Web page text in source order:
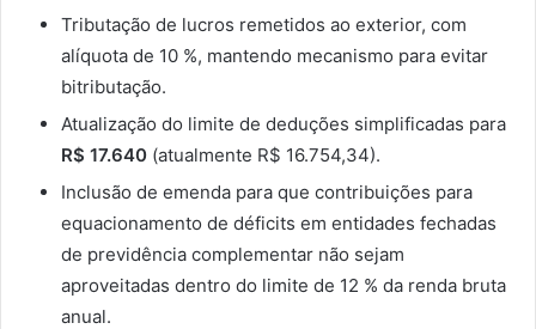
Tributação de lucros remetidos ao exterior, com
alíquota de 10 %, mantendo mecanismo para evitar
bitributação.
Atualização do limite de deduções simplificadas para
R$ 17.640 (atualmente R$ 16.754,34).
Inclusão de emenda para que contribuições para
equacionamento de déficits em entidades fechadas
de previdência complementar não sejam
aproveitadas dentro do limite de 12 % da renda bruta
anual.